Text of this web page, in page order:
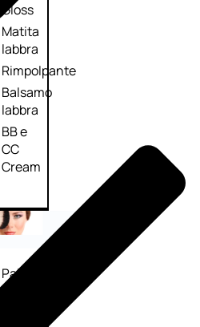
Gloss
Matita
labbra
Rimpolpante
Balsamo
labbra
BB e
CC
Cream
Palette
viso